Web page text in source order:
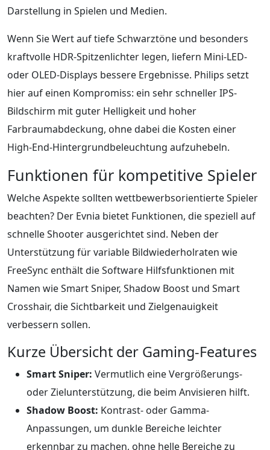
Darstellung in Spielen und Medien.
Wenn Sie Wert auf tiefe Schwarztöne und besonders
kraftvolle HDR-Spitzenlichter legen, liefern Mini-LED-
oder OLED-Displays bessere Ergebnisse. Philips setzt
hier auf einen Kompromiss: ein sehr schneller IPS-
Bildschirm mit guter Helligkeit und hoher
Farbraumabdeckung, ohne dabei die Kosten einer
High-End-Hintergrundbeleuchtung aufzuhebeln.
Funktionen für kompetitive Spieler
Welche Aspekte sollten wettbewerbsorientierte Spieler
beachten? Der Evnia bietet Funktionen, die speziell auf
schnelle Shooter ausgerichtet sind. Neben der
Unterstützung für variable Bildwiederholraten wie
FreeSync enthält die Software Hilfsfunktionen mit
Namen wie Smart Sniper, Shadow Boost und Smart
Crosshair, die Sichtbarkeit und Zielgenauigkeit
verbessern sollen.
Kurze Übersicht der Gaming-Features
Smart Sniper: Vermutlich eine Vergrößerungs-
oder Zielunterstützung, die beim Anvisieren hilft.
Shadow Boost: Kontrast- oder Gamma-
Anpassungen, um dunkle Bereiche leichter
erkennbar zu machen, ohne helle Bereiche zu